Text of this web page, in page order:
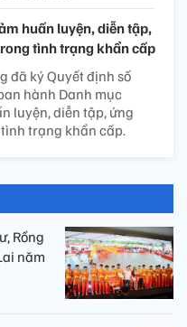
huấn luyện, diễn tập,
tình trạng khẩn cấp
đã ký Quyết định số
hành Danh mục
luyện, diễn tập, ứng
trạng khẩn cấp.
Rồng
năm